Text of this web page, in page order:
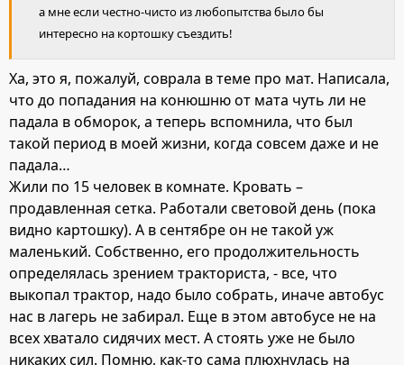
а мне если честно-чисто из любопытства было бы
интересно на кортошку съездить!
Ха, это я, пожалуй, соврала в теме про мат. Написала,
что до попадания на конюшню от мата чуть ли не
падала в обморок, а теперь вспомнила, что был
такой период в моей жизни, когда совсем даже и не
падала…
Жили по 15 человек в комнате. Кровать –
продавленная сетка. Работали световой день (пока
видно картошку). А в сентябре он не такой уж
маленький. Собственно, его продолжительность
определялась зрением тракториста, - все, что
выкопал трактор, надо было собрать, иначе автобус
нас в лагерь не забирал. Еще в этом автобусе не на
всех хватало сидячих мест. А стоять уже не было
никаких сил. Помню, как-то сама плюхнулась на